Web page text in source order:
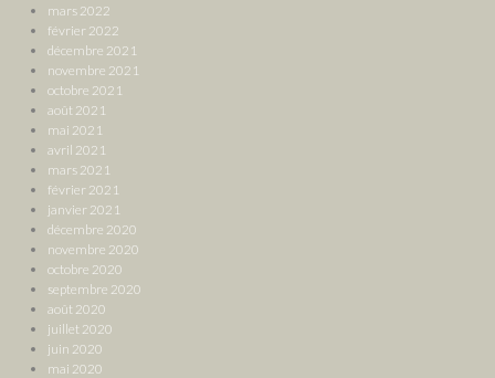
mars 2022
février 2022
décembre 2021
novembre 2021
octobre 2021
août 2021
mai 2021
avril 2021
mars 2021
février 2021
janvier 2021
décembre 2020
novembre 2020
octobre 2020
septembre 2020
août 2020
juillet 2020
juin 2020
mai 2020